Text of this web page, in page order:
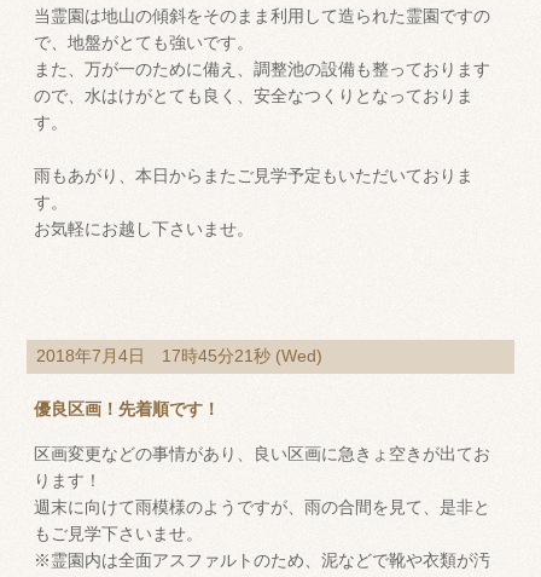
当霊園は地山の傾斜をそのまま利用して造られた霊園ですの
で、地盤がとても強いです。
また、万が一のために備え、調整池の設備も整っております
ので、水はけがとても良く、安全なつくりとなっておりま
す。
雨もあがり、本日からまたご見学予定もいただいておりま
す。
お気軽にお越し下さいませ。
2018年7月4日 17時45分21秒 (Wed)
優良区画！先着順です！
区画変更などの事情があり、良い区画に急きょ空きが出てお
ります！
週末に向けて雨模様のようですが、雨の合間を見て、是非と
もご見学下さいませ。
※霊園内は全面アスファルトのため、泥などで靴や衣類が汚